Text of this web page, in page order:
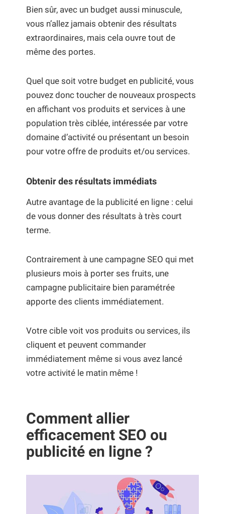
Bien sûr, avec un budget aussi minuscule,
vous n’allez jamais obtenir des résultats
extraordinaires, mais cela ouvre tout de
même des portes.
Quel que soit votre budget en publicité, vous
pouvez donc toucher de nouveaux prospects
en affichant vos produits et services à une
population très ciblée, intéressée par votre
domaine d’activité ou présentant un besoin
pour votre offre de produits et/ou services.
Obtenir des résultats immédiats
Autre avantage de la publicité en ligne : celui
de vous donner des résultats à très court
terme.
Contrairement à une campagne SEO qui met
plusieurs mois à porter ses fruits, une
campagne publicitaire bien paramétrée
apporte des clients immédiatement.
Votre cible voit vos produits ou services, ils
cliquent et peuvent commander
immédiatement même si vous avez lancé
votre activité le matin même !
Comment allier
efficacement SEO ou
publicité en ligne ?